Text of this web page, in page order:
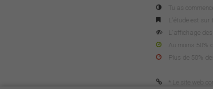
Tu as
L'étude est sur
L'affichage
Au moins 50%
Plus de 50%
* Le site web